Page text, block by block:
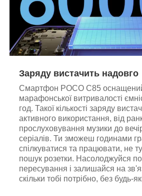
Заряду вистачить надовго
Смартфон POCO C85
марафонської витривалості
год. Такої кількості заряду
активного використання, від
прослуховування музики до
серіалів. Ти зможеш годинами
спілкуватися та працювати, не
пошук розетки. Насолоджуйся
пересування і залишайся на
скільки тобі потрібно, без будь-